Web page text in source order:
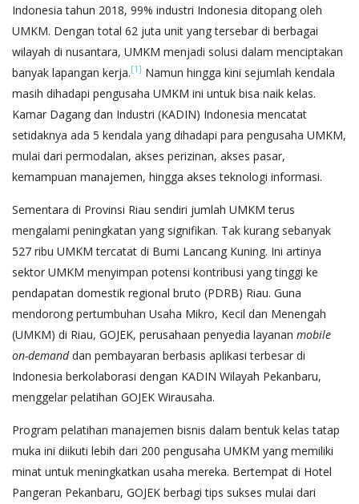
Indonesia tahun 2018, 99% industri Indonesia ditopang oleh
UMKM. Dengan total 62 juta unit yang tersebar di berbagai
wilayah di nusantara, UMKM menjadi solusi dalam menciptakan
banyak lapangan kerja.[1] Namun hingga kini sejumlah kendala
masih dihadapi pengusaha UMKM ini untuk bisa naik kelas.
Kamar Dagang dan Industri (KADIN) Indonesia mencatat
setidaknya ada 5 kendala yang dihadapi para pengusaha UMKM,
mulai dari permodalan, akses perizinan, akses pasar,
kemampuan manajemen, hingga akses teknologi informasi.
Sementara di Provinsi Riau sendiri jumlah UMKM terus
mengalami peningkatan yang signifikan. Tak kurang sebanyak
527 ribu UMKM tercatat di Bumi Lancang Kuning. Ini artinya
sektor UMKM menyimpan potensi kontribusi yang tinggi ke
pendapatan domestik regional bruto (PDRB) Riau. Guna
mendorong pertumbuhan Usaha Mikro, Kecil dan Menengah
(UMKM) di Riau, GOJEK, perusahaan penyedia layanan mobile
on-demanddan pembayaran berbasis aplikasi terbesar di
Indonesia berkolaborasi dengan KADIN Wilayah Pekanbaru,
menggelar pelatihan GOJEK Wirausaha.
Program pelatihan manajemen bisnis dalam bentuk kelas tatap
muka ini diikuti lebih dari 200 pengusaha UMKM yang memiliki
minat untuk meningkatkan usaha mereka. Bertempat di Hotel
Pangeran Pekanbaru, GOJEK berbagi tips sukses mulai dari